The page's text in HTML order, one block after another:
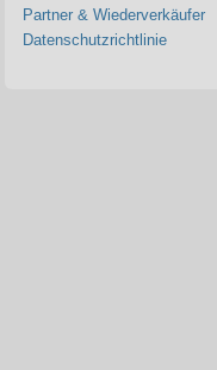
Partner & Wiederverkäufer
Datenschutzrichtlinie